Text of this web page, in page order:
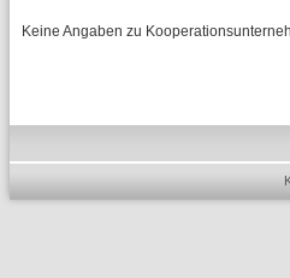
Keine Angaben zu